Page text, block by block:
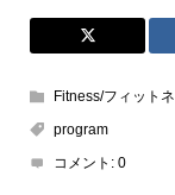
Fitness/フィット
program
コメント: 0